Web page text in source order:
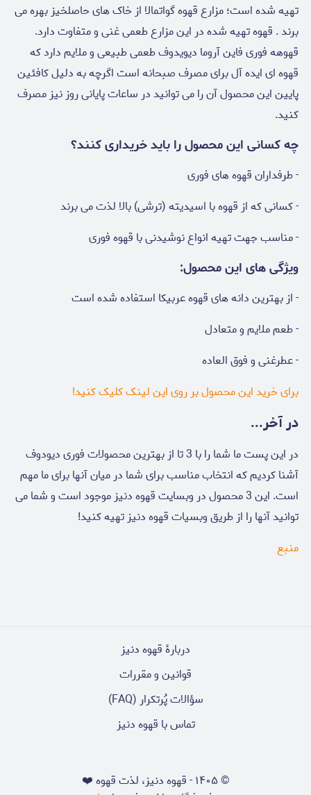
تهیه شده است؛ مزارع قهوه گواتمالا از خاک های حاصلخیز بهره می
برند . قهوه تهیه شده در این مزارع طعمی غنی و متفاوت دارد.
قهوهه فوری فاین آروما دیویدوف طعمی طبیعی و ملایم دارد که
قهوه ای ایده آل برای مصرف صبحانه است اگرچه به دلیل کافئین
پایین این محصول آن را می توانید در ساعات پایانی روز نیز مصرف
کنید.
چه کسانی این محصول را باید خریداری کنند؟
- طرفداران قهوه های فوری
- کسانی که از قهوه با اسیدیته (ترشی) بالا لذت می برند
- مناسب جهت تهیه انواع نوشیدنی با قهوه فوری
ویژگی های این محصول:
- از بهترین دانه های قهوه عربیکا استفاده شده است
- طعم ملایم و متعادل
- عطرغنی و فوق العاده
برای خرید این محصول بر روی این لینک کلیک کنید!
در آخر...
در این پست ما شما را با 3 تا از بهترین محصولات فوری دیودوف
آشنا کردیم که انتخاب مناسب برای شما در میان آنها برای ما مهم
است. این 3 محصول در وبسایت قهوه دنیز موجود است و شما می
توانید آنها را از طریق وبسیات قهوه دنیز تهیه کنید!
منبع
دربارۀ قهوه دنیز
قوانین و مقررات
سؤالات پُرتکرار (FAQ)
تماس با قهوه دنیز
©۱۴۰۵-قهوه دنیز، لذت قهوه ❤️